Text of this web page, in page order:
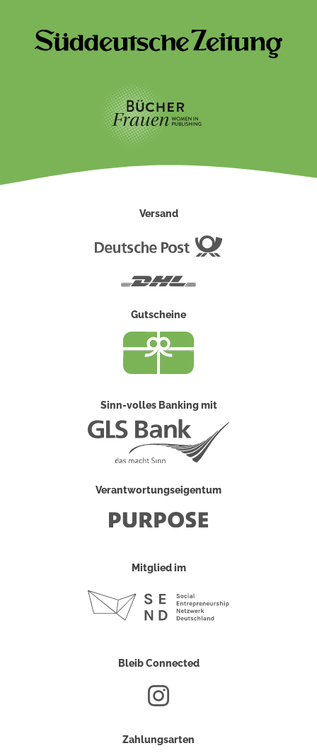
Versand
Gutscheine
Sinn-volles Banking mit
Verantwortungseigentum
Mitglied im
Bleib Connected
Zahlungsarten